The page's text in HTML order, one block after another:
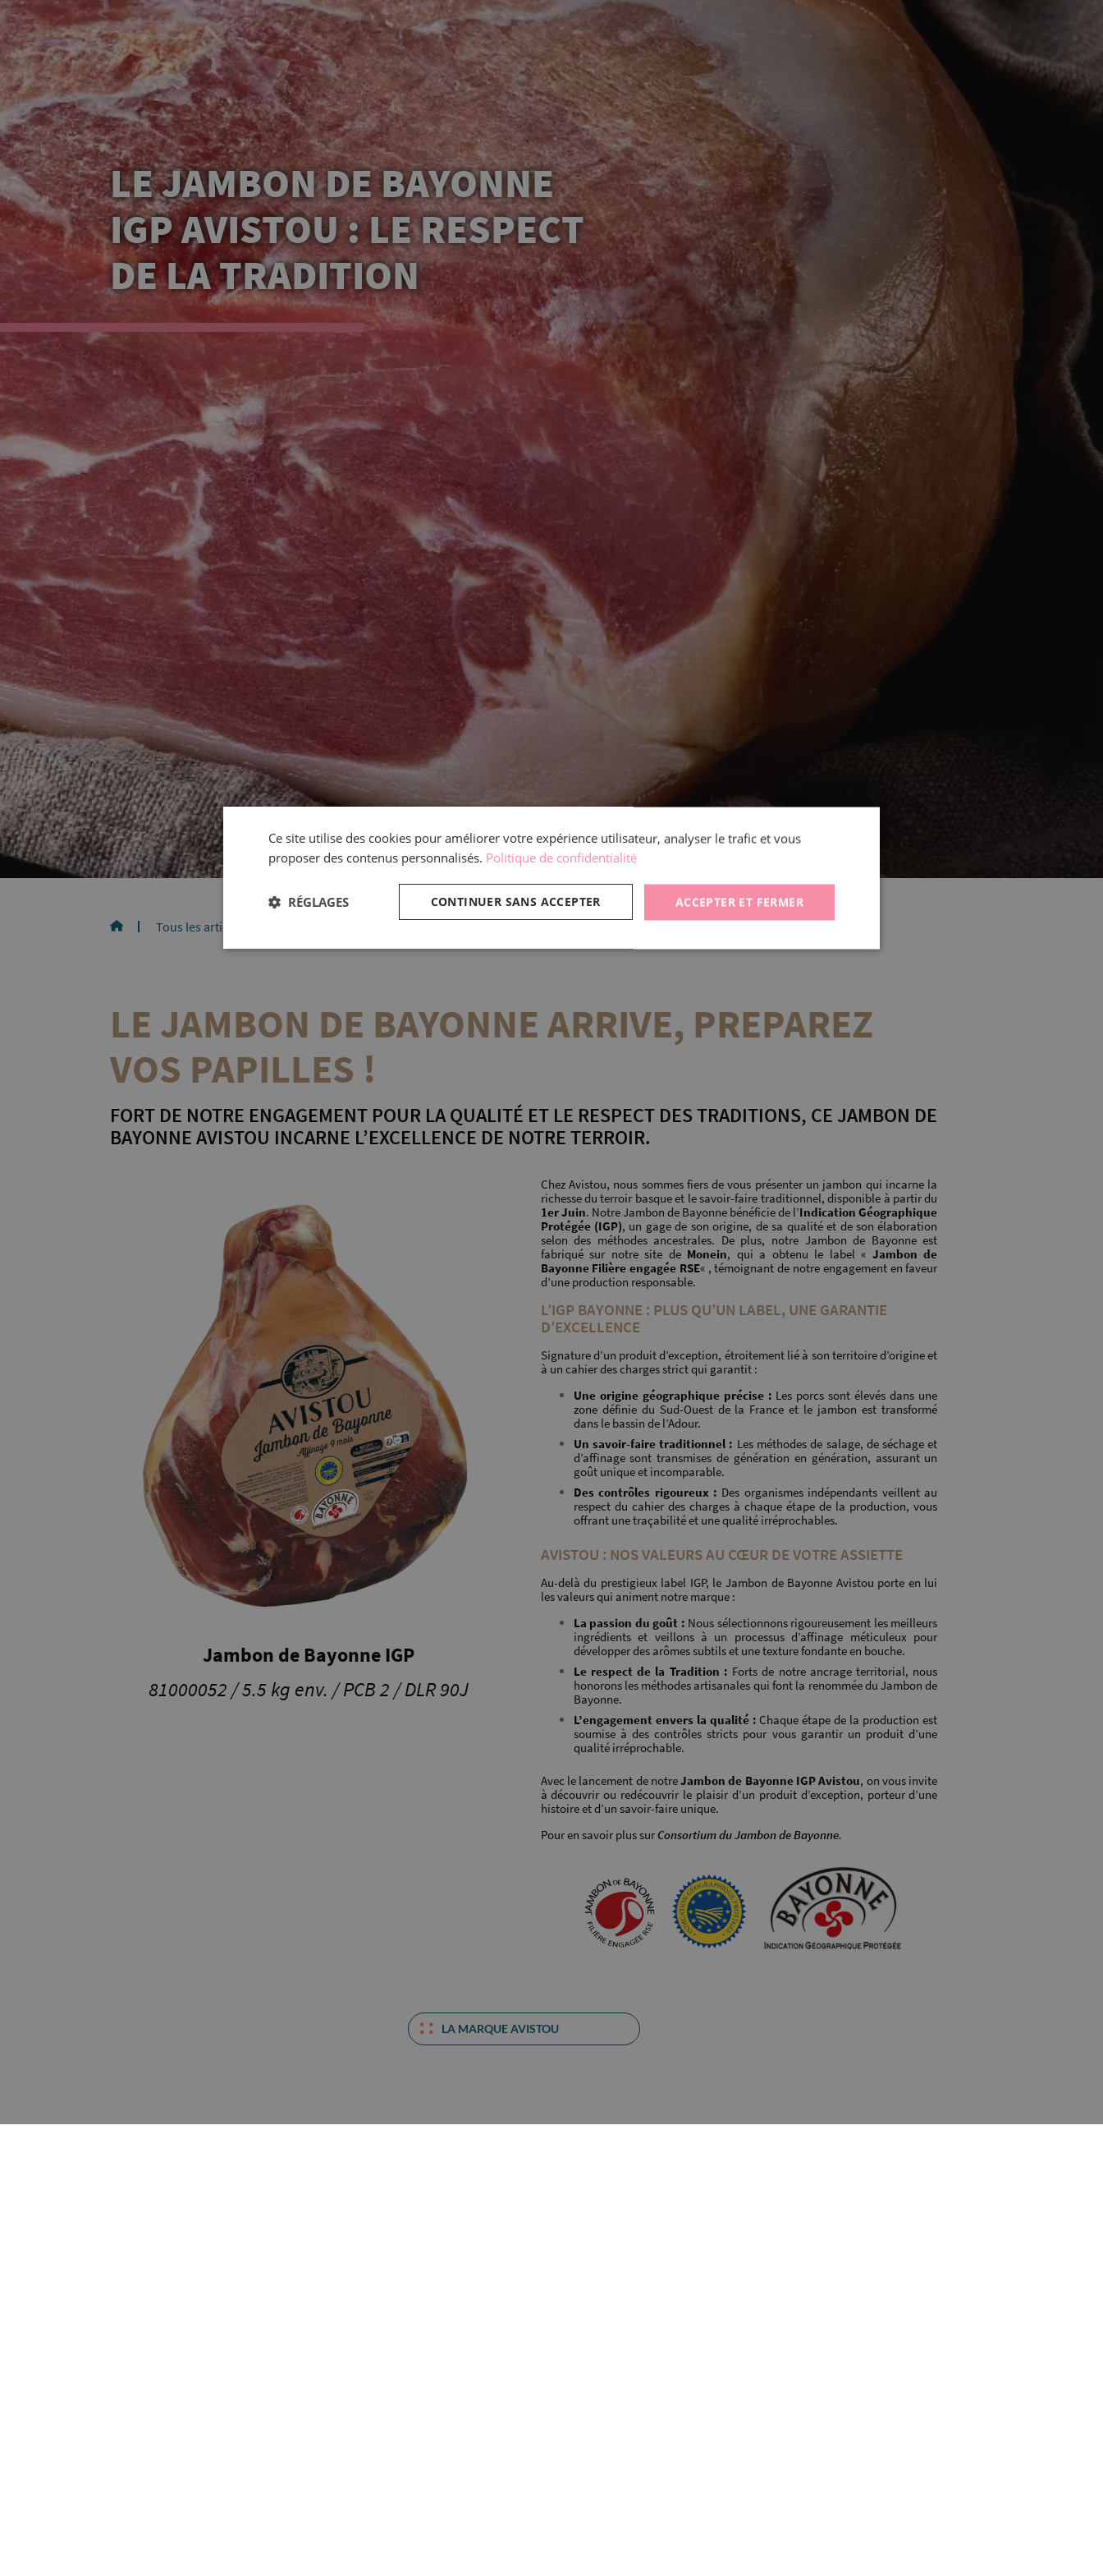
LE JAMBON DE BAYONNE
IGP AVISTOU : LE RESPECT
DE LA TRADITION
Tous les articles
LE JAMBON DE BAYONNE ARRIVE, PREPAREZ
VOS PAPILLES !
FORT DE NOTRE ENGAGEMENT POUR LA QUALITÉ ET LE RESPECT DES TRADITIONS, CE JAMBON DE
BAYONNE AVISTOU INCARNE L’EXCELLENCE DE NOTRE TERROIR.
Jambon de Bayonne IGP
81000052 / 5.5 kg env. / PCB 2 / DLR 90J
Chez Avistou, nous sommes fiers de vous présenter un jambon qui incarne la
richesse du terroir basque et le savoir-faire traditionnel, disponible à partir du
1er Juin. Notre Jambon de Bayonne bénéficie de l’Indication Géographique
Protégée (IGP), un gage de son origine, de sa qualité et de son élaboration
selon des méthodes ancestrales. De plus, notre Jambon de Bayonne est
fabriqué sur notre site de Monein, qui a obtenu le label « Jambon de
Bayonne Filière engagée RSE« , témoignant de notre engagement en faveur
d’une production responsable.
L’IGP BAYONNE : PLUS QU’UN LABEL, UNE GARANTIE
D’EXCELLENCE
Signature d’un produit d’exception, étroitement lié à son territoire d’origine et
à un cahier des charges strict qui garantit :
Une origine géographique précise : Les porcs sont élevés dans une
zone définie du Sud-Ouest de la France et le jambon est transformé
dans le bassin de l’Adour.
Un savoir-faire traditionnel : Les méthodes de salage, de séchage et
d’affinage sont transmises de génération en génération, assurant un
goût unique et incomparable.
Des contrôles rigoureux : Des organismes indépendants veillent au
respect du cahier des charges à chaque étape de la production, vous
offrant une traçabilité et une qualité irréprochables.
AVISTOU : NOS VALEURS AU CŒUR DE VOTRE ASSIETTE
Au-delà du prestigieux label IGP, le Jambon de Bayonne Avistou porte en lui
les valeurs qui animent notre marque :
La passion du goût : Nous sélectionnons rigoureusement les meilleurs
ingrédients et veillons à un processus d’affinage méticuleux pour
développer des arômes subtils et une texture fondante en bouche.
Le respect de la Tradition : Forts de notre ancrage territorial, nous
honorons les méthodes artisanales qui font la renommée du Jambon de
Bayonne.
L’engagement envers la qualité : Chaque étape de la production est
soumise à des contrôles stricts pour vous garantir un produit d’une
qualité irréprochable.
Avec le lancement de notreJambon de Bayonne IGP Avistou, on vous invite
à découvrir ou redécouvrir le plaisir d’un produit d’exception, porteur d’une
histoire et d’un savoir-faire unique.
Pour en savoir plus sur Consortium du Jambon de Bayonne.
LA MARQUE AVISTOU
Ce site utilise des cookies pour améliorer votre expérience utilisateur, analyser le trafic et vous
proposer des contenus personnalisés. Politique de confidentialité
ACCEPTER ET FERMER
CONTINUER SANS ACCEPTER
RÉGLAGES